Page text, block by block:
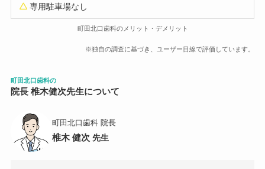
専用駐車場なし
町田北口歯科のメリット・デメリット
※独自の調査に基づき、ユーザー目線で評価しています。
町田北口歯科の
院長 椎木健次先生について
町田北口歯科 院長
椎木 健次 先生